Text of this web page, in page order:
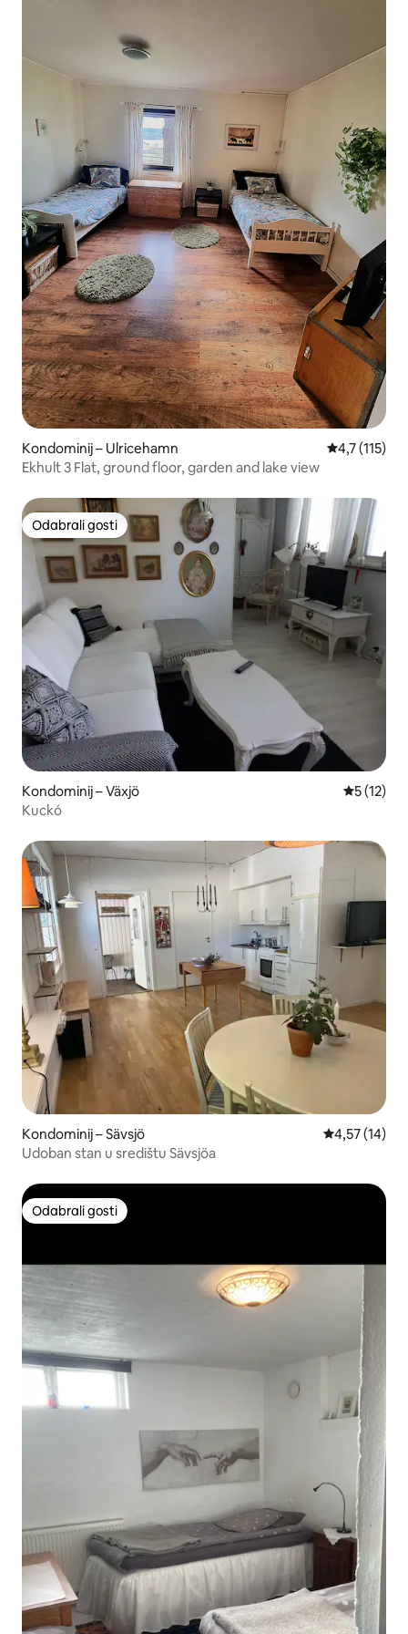
Kondominij – Ulricehamn Prosječna
4,7 (115)
Ekhult 3 Flat, ground floor, garden and lake view
Odabrali gosti
Odabrali gosti
Kondominij – Växjö Prosječna
5 (12)
Kuckó
Kondominij – Sävsjö Prosječna
4,57 (14)
Udoban stan u središtu Sävsjöa
Odabrali gosti
Odabrali gosti